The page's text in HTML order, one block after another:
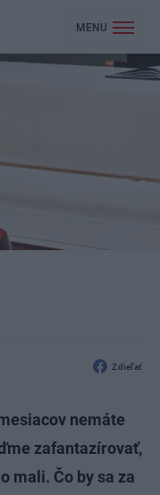
MENU
Zdieľať
nemáte
zafantazírovať,
mali. Čo by sa za